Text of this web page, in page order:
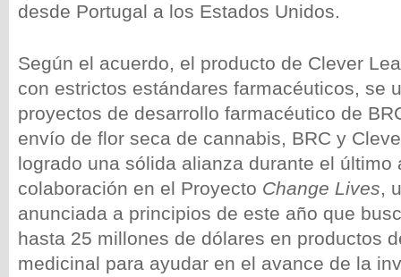
desde Portugal a los Estados Unidos.
Según el acuerdo, el producto de Clever
con estrictos estándares farmacéuticos, se
proyectos de desarrollo farmacéutico de
envío de flor seca de cannabis, BRC y
logrado una sólida alianza durante el último
colaboración en el Proyecto Change Lives,
anunciada a principios de este año que
hasta 25 millones de dólares en productos
medicinal para ayudar en el avance de la